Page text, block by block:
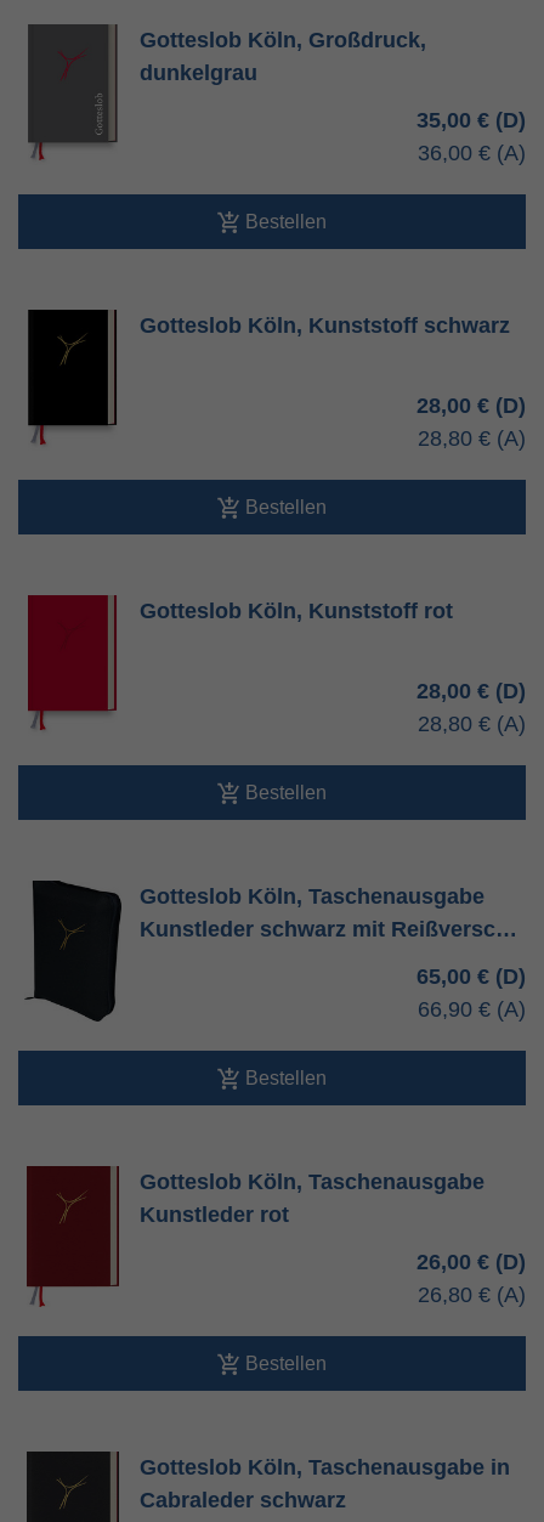
Gotteslob Köln, Großdruck,
dunkelgrau
35,00 €
36,00 €
Bestellen
Gotteslob Köln, Kunststoff schwarz
28,00 €
28,80 €
Bestellen
Gotteslob Köln, Kunststoff rot
28,00 €
28,80 €
Bestellen
Gotteslob Köln, Taschenausgabe
Kunstleder schwarz mit Reißversc…
65,00 €
66,90 €
Bestellen
Gotteslob Köln, Taschenausgabe
Kunstleder rot
26,00 €
26,80 €
Bestellen
Gotteslob Köln, Taschenausgabe in
Cabraleder schwarz